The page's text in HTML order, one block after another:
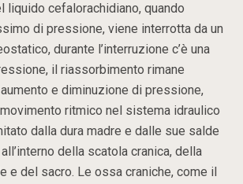
liquido cefalorachidiano, quando
di pressione, viene interrotta da un
durante l’interruzione c’è una
il riassorbimento rimane
e diminuzione di pressione,
ritmico nel sistema idraulico
dalla dura madre e dalle sue salde
della scatola cranica, della
e del sacro. Le ossa craniche, come il